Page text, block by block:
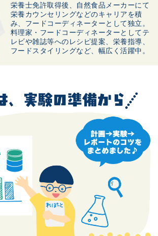
栄養士免許取得後、自然食品メーカーにて
栄養カウンセリングなどのキャリアを積
み、フードコーディネーターとして独立。
料理家・フードコーディネーターとしてテ
レビや雑誌等へのレシピ提案、栄養指導、
フードスタイリングなど、幅広く活躍中。